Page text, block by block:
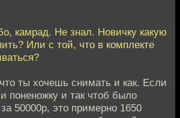
камрад. Не знал. Новичку какую
Или с той, что в комплекте
ты хочешь снимать и как. Если
поненожку и так чтоб было
50000р, это примерно 1650